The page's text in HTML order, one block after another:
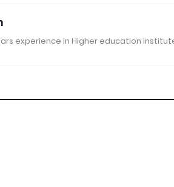
experience in Higher education